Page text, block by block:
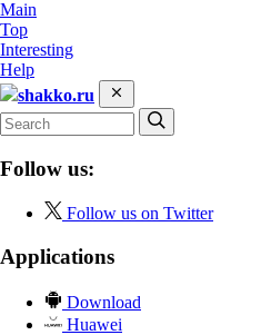
Main
Top
Interesting
Help
shakko.ru
Follow us:
Follow us on Twitter
Applications
Download
Huawei